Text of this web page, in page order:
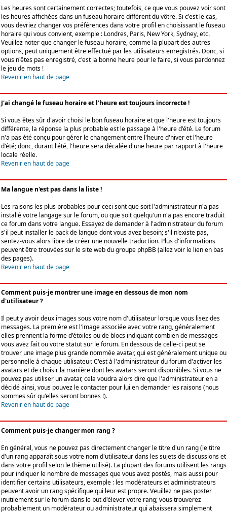
Les heures sont certainement correctes; toutefois, ce que vous pouvez voir sont
les heures affichées dans un fuseau horaire différent du vôtre. Si c'est le cas,
vous devriez changer vos préférences dans votre profil en choisissant le fuseau
horaire qui vous convient, exemple : Londres, Paris, New York, Sydney, etc.
Veuillez noter que changer le fuseau horaire, comme la plupart des autres
options, peut uniquement être effectué par les utilisateurs enregistrés. Donc, si
vous n'êtes pas enregistré, c'est la bonne heure pour le faire, si vous pardonnez
le jeu de mots !
Revenir en haut de page
J'ai changé le fuseau horaire et l'heure est toujours incorrecte !
Si vous êtes sûr d'avoir choisi le bon fuseau horaire et que l'heure est toujours
différente, la réponse la plus probable est le passage à l'heure d'été. Le forum
n'a pas été conçu pour gérer le changement entre l'heure d'hiver et l'heure
d'été; donc, durant l'été, l'heure sera décalée d'une heure par rapport à l'heure
locale réelle.
Revenir en haut de page
Ma langue n'est pas dans la liste !
Les raisons les plus probables pour ceci sont que soit l'administrateur n'a pas
installé votre langage sur le forum, ou que soit quelqu'un n'a pas encore traduit
ce forum dans votre langue. Essayez de demander à l'administrateur du forum
s'il peut installer le pack de langue dont vous avez besoin; s'il n'existe pas,
sentez-vous alors libre de créer une nouvelle traduction. Plus d'informations
peuvent être trouvées sur le site web du groupe phpBB (allez voir le lien en bas
des pages).
Revenir en haut de page
Comment puis-je montrer une image en dessous de mon nom
d'utilisateur ?
Il peut y avoir deux images sous votre nom d'utilisateur lorsque vous lisez des
messages. La première est l'image associée avec votre rang, généralement
elles prennent la forme d'étoiles ou de blocs indiquant combien de messages
vous avez fait ou votre statut sur le forum. En dessous de celle-ci peut se
trouver une image plus grande nommée avatar, qui est généralement unique ou
personnelle à chaque utilisateur. C'est à l'administrateur du forum d'activer les
avatars et de choisir la manière dont les avatars seront disponibles. Si vous ne
pouvez pas utiliser un avatar, cela voudra alors dire que l'administrateur en a
décidé ainsi, vous pouvez le contacter pour lui en demander les raisons (nous
sommes sûr qu'elles seront bonnes !).
Revenir en haut de page
Comment puis-je changer mon rang ?
En général, vous ne pouvez pas directement changer le titre d'un rang (le titre
d'un rang apparaît sous votre nom d'utilisateur dans les sujets de discussions et
dans votre profil selon le thème utilisé). La plupart des forums utilisent les rangs
pour indiquer le nombre de messages que vous avez postés, mais aussi pour
identifier certains utilisateurs, exemple : les modérateurs et administrateurs
peuvent avoir un rang spécifique qui leur est propre. Veuillez ne pas poster
inutilement sur le forum dans le but d'élever votre rang; vous trouverez
probablement un modérateur ou administrateur qui abaissera simplement